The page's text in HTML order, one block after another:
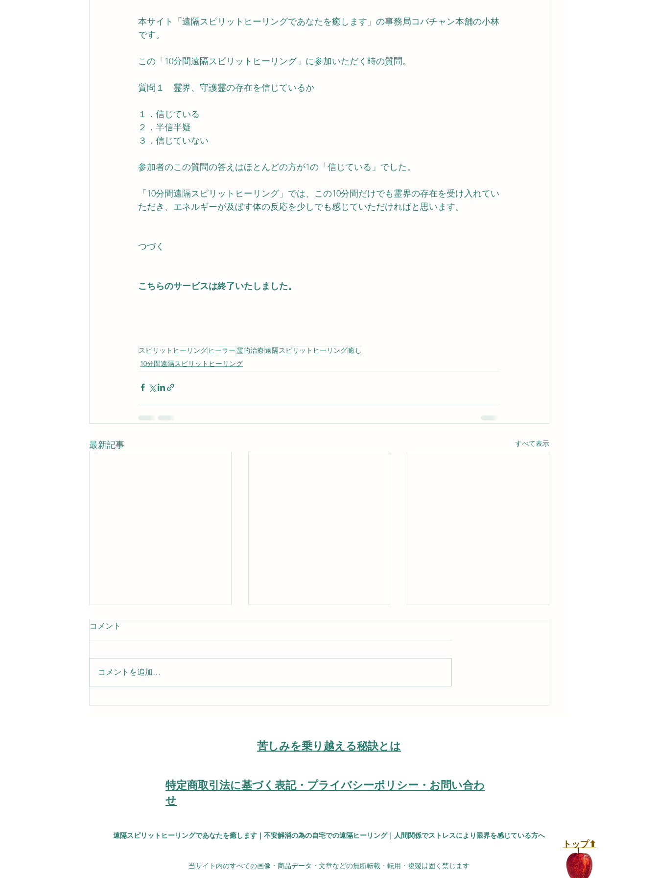
本サイト「遠隔スピリットヒーリングであなたを癒します」の事務局コバチャン本舗の小林
です。
この「10分間遠隔スピリットヒーリング」に参加いただく時の質問。
質問１　霊界、守護霊の存在を信じているか
１．信じている
２．半信半疑
３．信じていない
参加者のこの質問の答えはほとんどの方が1の「信じている」でした。
「10分間遠隔スピリットヒーリング」では、この10分間だけでも霊界の存在を受け入れてい
ただき、エネルギーが及ぼす体の反応を少しでも感じていただければと思います。
つづく
こちらのサービスは終了いたしました。
スピリットヒーリング ヒーラー 霊的治療遠隔スピリットヒーリング癒し
10分間遠隔スピリットヒーリング
最新記事 すべて表示
やり直すチャンスは誰にも与
地上の喜びと永遠なる霊的な
自分で最適な環境を選んで生
コメント
コメントを追加…
​トップ⬆︎
​苦しみを乗り越える秘訣とは
​特定商取引法に基づく表記・プライバシーポリシー・お問い合わ
せ
遠隔スピリットヒーリングであなたを癒します｜不安解消の為の自宅での遠隔ヒーリング｜人間関係でストレスにより限界を感じている方へ
​当サイト内のすべての画像・商品データ・文章などの無断転載・転用・複製は固く禁じます